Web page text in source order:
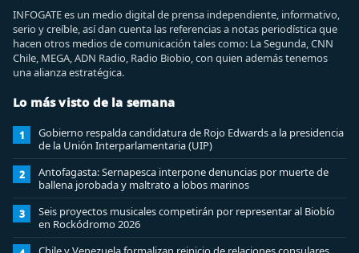
INFOGATE es un medio digital de prensa independiente, informativo,
serio y creíble, así dan cuenta las referencias a notas periodística que
hacen otros medios de comunicación tales como: La Segunda, CNN
Chile, MEGA, ADN Radio, Radio Biobio, con quien además tenemos
una alianza estratégica.
Lo más visto de la semana
1
Gobierno respalda candidatura de Rojo Edwards a la presidencia
de la Unión Interparlamentaria (UIP)
2
Antofagasta: Sernapesca interpone denuncias por muerte de
ballena jorobada y maltrato a lobos marinos
3
Seis proyectos musicales competirán por representar al Biobío
en Rockódromo 2026